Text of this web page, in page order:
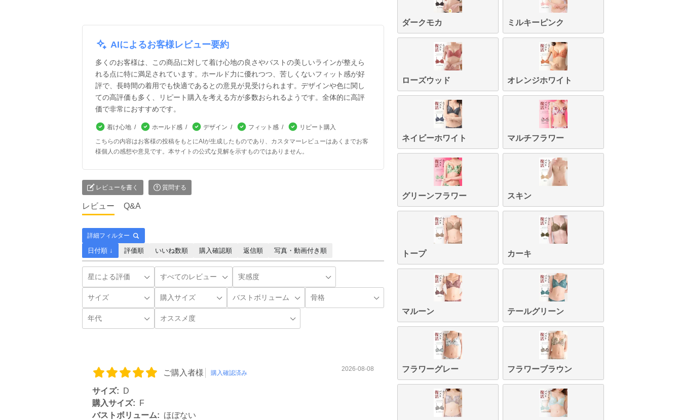
AIによるお客様レビュー要約
多くのお客様は、この商品に対して着け心地の良さやバストの美しいラインが整えら
れる点に特に満足されています。ホールド力に優れつつ、苦しくないフィット感が好
評で、長時間の着用でも快適であるとの意見が見受けられます。デザインや色に関し
ての高評価も多く、リピート購入を考える方が多数おられるようです。全体的に高評
価で非常におすすめです。
着け心地 ホールド感 デザイン フィット感
リピート購入
こちらの内容はお客様の投稿をもとにAIが生成したものであり、カスタマーレビューはあくまでお客
様個人の感想や意見です。本サイトの公式な見解を示すものではありません。
レビューを書く 質問する
レビュー Q&A
詳細フィルター
日付順 ↓ 評価順 いいね数順 購入確認順 返信順 写真・動画付き順
ご購入者様 購入確認済み
2026-08-08
サイズ:
D
購入サイズ:
F
バストボリューム: ほぼない
ダークモカ ミルキーピンク
ローズウッド オレンジホワイト
ネイビーホワイト マルチフラワー
グリーンフラワー スキン
トープ カーキ
マルーン テールグリーン
フラワーグレー フラワーブラウン